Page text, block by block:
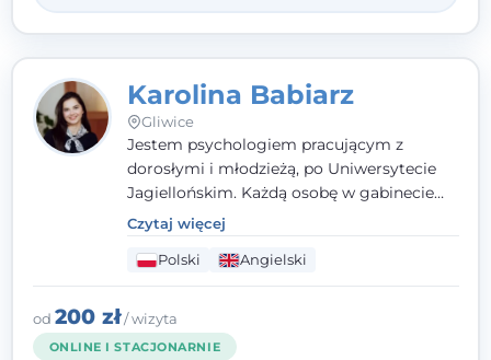
Karolina Babiarz
Gliwice
Jestem psychologiem pracującym z
dorosłymi i młodzieżą, po Uniwersytecie
Jagiellońskim. Każdą osobę w gabinecie
traktuję jak osobną historię, którą poznaję,
budując relację opartą na zaufaniu i
empatii. Przyjmuję w Poradni Teraply.pl w
Gliwicach oraz online, po polsku i po
angielsku.
Czytaj więcej
Polski Angielski
od 200 zł/ wizyta
ONLINE I STACJONARNIE